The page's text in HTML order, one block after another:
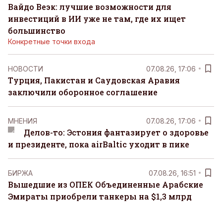
Вайдо Веэк: лучшие возможности для
инвестиций в ИИ уже не там, где их ищет
большинство
Конкретные точки входа
НОВОСТИ 07.08.26, 17:06
Турция, Пакистан и Саудовская Аравия
заключили оборонное соглашение
MНЕНИЯ 07.08.26, 17:06
Делов-то: Эстония фантазирует о здоровье
и президенте, пока airBaltic уходит в пике
БИРЖА 07.08.26, 16:51
Вышедшие из ОПЕК Объединенные Арабские
Эмираты приобрели танкеры на $1,3 млрд